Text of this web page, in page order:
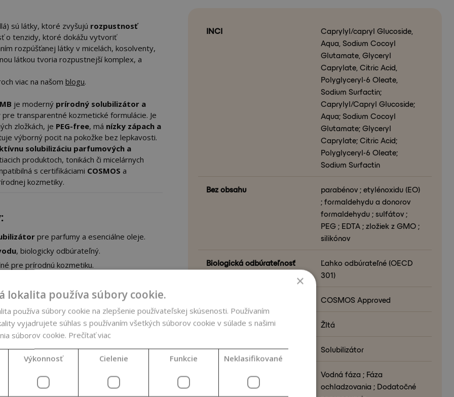
sú látky, ktoré zvyšujú rozpustnosť
o tenzidy, ktoré dokážu vytvoriť
rozpúšťanej látky v micelách, kosolventy,
látkou tvoria rozpustnejší komplex, a
viac na našom blogu.
je moderný prírodný solubilizátor a
pre transparentné kozmetické formulácie. Je
zložkách, je PEG-free, má nízky zápach a
výborný pocit na pokožke bez lepkavosti.
solubilizáciu parfumových a
produktoch, tonikách či micelárnych
s certifikáciami COSMOS a
kozmetiky.
pre parfumy a esenciálne oleje.
, biologicky odbúrateľný.
pre prírodnú kozmetiku.
na pokožke
peny
vo formuláciách.
(do 10%) aj bezalkoholové koncepty
ako:
INCI
Caprylyl/capryl Glucoside,
Aqua, Sodium Cocoyl
Glutamate, Glyceryl
Caprylate, Citric Acid,
Polyglyceryl-6 Oleate,
Sodium Surfactin;
Caprylyl/Capryl Glucoside;
Aqua; Sodium Cocoyl
Glutamate; Glyceryl
Caprylate; Citric Acid;
Polyglyceryl-6 Oleate;
Sodium Surfactin
Bez obsahu
parabénov ; etylénoxidu (EO)
; formaldehydu a donorov
formaldehydu ; sulfátov ;
PEG ; EDTA ; zložiek z GMO ;
silikónov
Biologická odbúrateľnosť
Ľahko odbúrateľné (OECD
301)
COSMOS Approved
Farba produktu Žltá
Funkcia vo formulácii Solubilizátor
Fáza formulácie
Vodná fáza ; Fáza
ochladzovania ; Dodatočné
×
lokalita používa súbory cookie.
používa súbory cookie na zlepšenie používateľskej skúsenosti. Používaním
vyjadrujete súhlas s používaním všetkých súborov cookie v súlade s našimi
súborov cookie. Prečítať viac
Výkonnosť Cielenie Funkcie Neklasifikované